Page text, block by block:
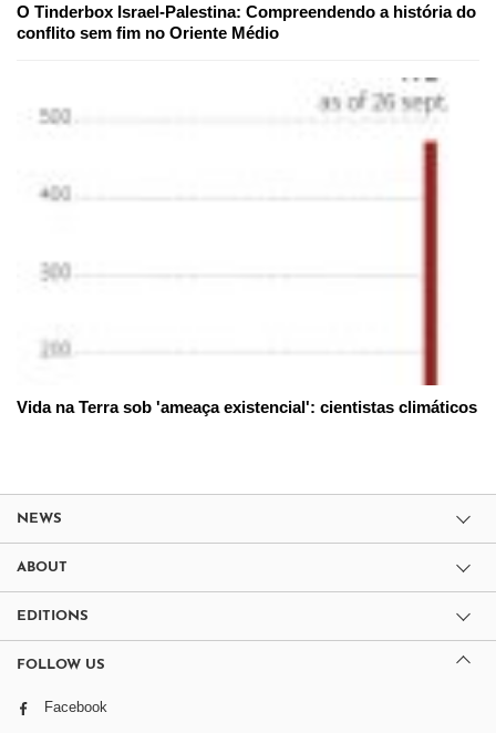
O Tinderbox Israel-Palestina: Compreendendo a história do
conflito sem fim no Oriente Médio
Vida na Terra sob 'ameaça existencial': cientistas climáticos
NEWS
ABOUT
EDITIONS
FOLLOW US
Facebook